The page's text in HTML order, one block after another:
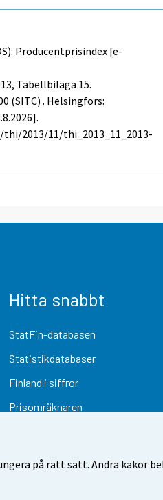
på rätt sätt. Andra kakor
Producentprisindex [e-
Tabellbilaga 15.
(SITC) . Helsingfors:
2013/11/thi_2013_11_2013-
Hitta snabbt
StatFin-databasen
Statistikdatabaser
Finland i siffror
Prisomräknaren